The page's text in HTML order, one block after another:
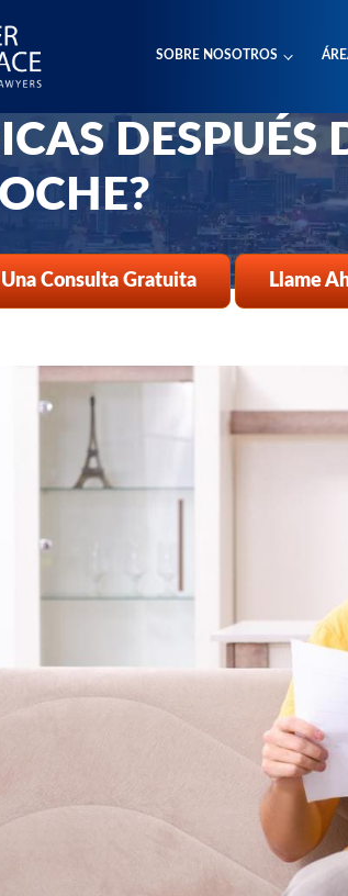
SOBRE NOSOTROS
SE PAGAN
DESPUÉS
Consulta Gratuita Llame